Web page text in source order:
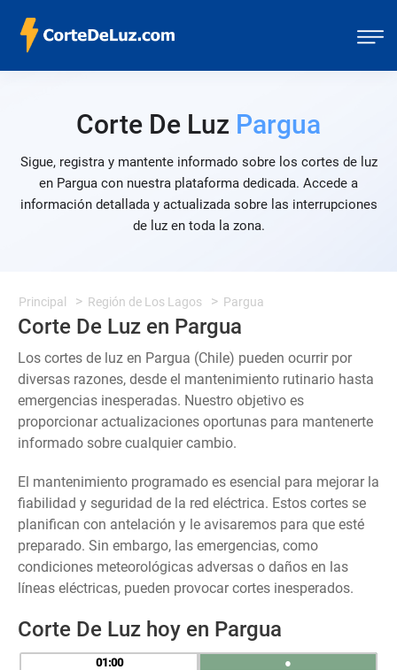
Corte De Luz Pargua
Sigue, registra y mantente informado sobre los cortes de luz
en Pargua con nuestra plataforma dedicada. Accede a
información detallada y actualizada sobre las interrupciones
de luz en toda la zona.
Principal Región de Los Lagos Pargua
Corte De Luz en Pargua
Los cortes de luz en Pargua (Chile) pueden ocurrir por
diversas razones, desde el mantenimiento rutinario hasta
emergencias inesperadas. Nuestro objetivo es
proporcionar actualizaciones oportunas para mantenerte
informado sobre cualquier cambio.
El mantenimiento programado es esencial para mejorar la
fiabilidad y seguridad de la red eléctrica. Estos cortes se
planifican con antelación y le avisaremos para que esté
preparado. Sin embargo, las emergencias, como
condiciones meteorológicas adversas o daños en las
líneas eléctricas, pueden provocar cortes inesperados.
Corte De Luz hoy en Pargua
01
●